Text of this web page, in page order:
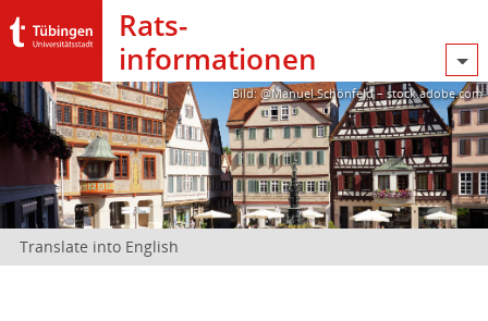
Rats­
informationen
Bild: @Manuel Schönfeld – stock.adobe.com
Translate into English